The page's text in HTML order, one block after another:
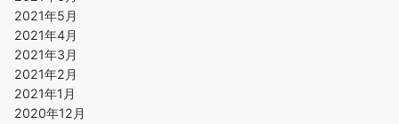
2021年5月
2021年4月
2021年3月
2021年2月
2021年1月
2020年12月